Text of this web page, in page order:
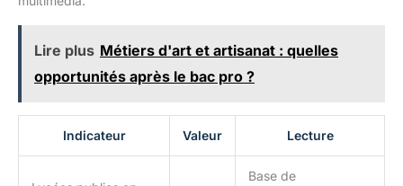
Lire plus Métiers d'art et artisanat : quelles
opportunités après le bac pro ?
Indicateur Valeur Lecture
Base de